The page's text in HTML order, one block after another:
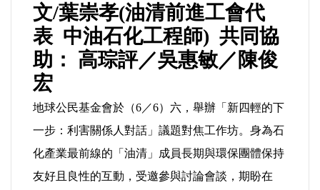
健康/養生
命理/信仰/宗教/宮廟/教會
內政/社會/福利/弱勢/慈善
文/葉崇孝(油清前進工會代
表 中油石化工程師) 共同協
助： 高琮評／吳惠敏／陳俊
宏
地球公民基金會於（6／6）六，舉辦「新四輕的下
一步：利害關係人對話」議題對焦工作坊。身為石
化產業最前線的「油清」成員長期與環保團體保持
友好且良性的互動，受邀參與討論會談，期盼在